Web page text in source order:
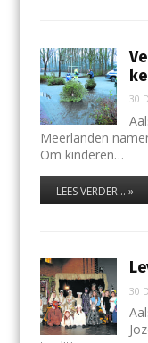
30
Meerlanden
Om kinderen…
LEES VERDER... »
30